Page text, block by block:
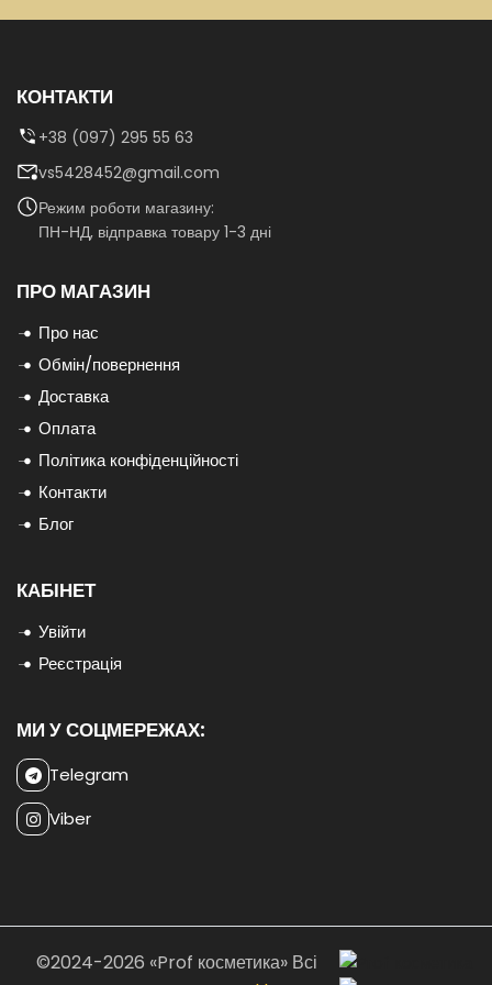
КОНТАКТИ
+38 (097) 295 55 63
vs5428452@gmail.com
Режим роботи магазину:
ПН-НД, відправка товару 1-3 дні
ПРО МАГАЗИН
Про нас
Обмін/повернення
Доставка
Оплата
Політика конфіденційності
Контакти
Блог
КАБІНЕТ
Увійти
Реєстрація
МИ У СОЦМЕРЕЖАХ:
Telegram
Viber
©2024-2026 «Prof косметика» Всі